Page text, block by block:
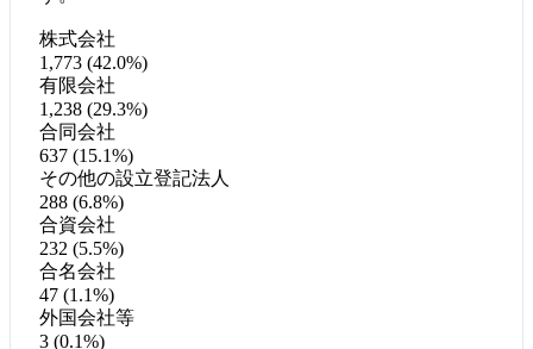
株式会社
1,773 (42.0%)
有限会社
1,238 (29.3%)
合同会社
637 (15.1%)
その他の設立登記法人
288 (6.8%)
合資会社
232 (5.5%)
合名会社
47 (1.1%)
外国会社等
3 (0.1%)